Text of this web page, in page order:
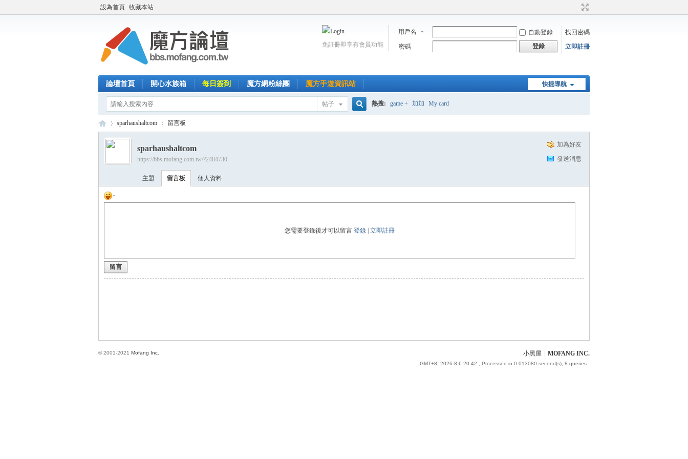
設為首頁 收藏本站
用戶名 自動登錄
找回密碼
密碼
登錄 立即註冊
免註冊即享有會員功能
快捷導航
論壇首頁 開心水族箱 每日簽到 魔方網粉絲團 魔方手遊資訊站
帖子 熱搜: game + 加加 My card
›
sparhaushaltcom 留言板
加為好友
發送消息
sparhaushaltcom
https://bbs.mofang.com.tw/?2484730
主題 留言板 個人資料
您需要登錄後才可以留言登錄 |立即註冊
留言
小黑屋 MOFANG INC.
GMT+8, 2026-8-6 20:42 , Processed in 0.013080 second(s), 8 queries .
© 2001-2021 Mofang Inc.